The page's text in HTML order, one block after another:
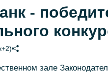
-
зале